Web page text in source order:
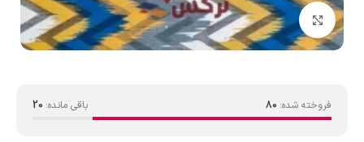
بزرگنمایی تصویر
فروخته شده: 80 باقی مانده: 20